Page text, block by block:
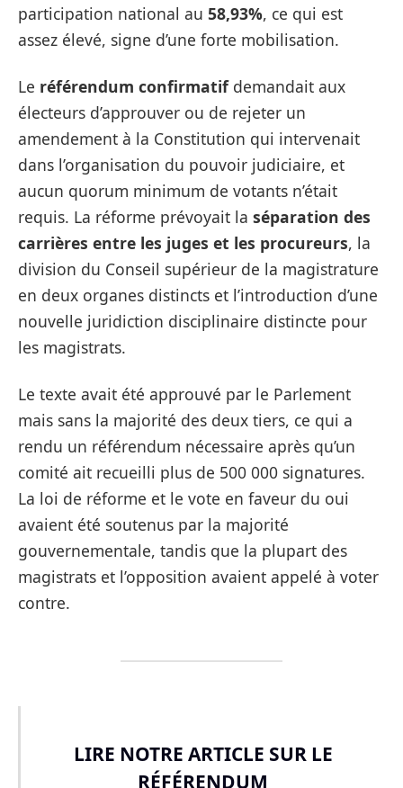
participation national au 58,93%, ce qui est
assez élevé, signe d’une forte mobilisation.
Le référendum confirmatifdemandait aux
électeurs d’approuver ou de rejeter un
amendement à la Constitution qui intervenait
dans l’organisation du pouvoir judiciaire, et
aucun quorum minimum de votants n’était
requis. La réforme prévoyait la séparation des
carrières entre les juges et les procureurs, la
division du Conseil supérieur de la magistrature
en deux organes distincts et l’introduction d’une
nouvelle juridiction disciplinaire distincte pour
les magistrats.
Le texte avait été approuvé par le Parlement
mais sans la majorité des deux tiers, ce qui a
rendu un référendum nécessaire après qu’un
comité ait recueilli plus de 500 000 signatures.
La loi de réforme et le vote en faveur du oui
avaient été soutenus par la majorité
gouvernementale, tandis que la plupart des
magistrats et l’opposition avaient appelé à voter
contre.
LIRE NOTRE ARTICLE SUR LE
RÉFÉRENDUM